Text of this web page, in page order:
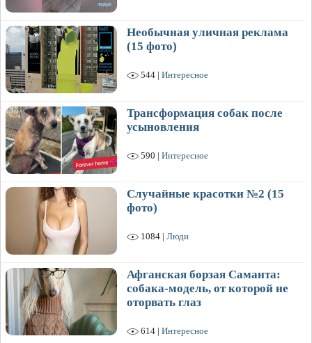
Необычная уличная реклама
(15 фото)
544 | Интересное
Трансформация собак после
усыновления
590 | Интересное
Случайные красотки №2 (15
фото)
1084 | Люди
Афганская борзая Саманта:
собака-модель, от которой не
оторвать глаз
614 | Интересное